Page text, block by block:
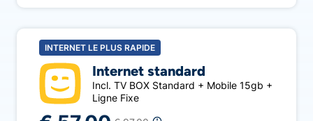
INTERNET LE PLUS RAPIDE
Internet standard
Incl. TV BOX Standard + Mobile 15gb +
Ligne Fixe